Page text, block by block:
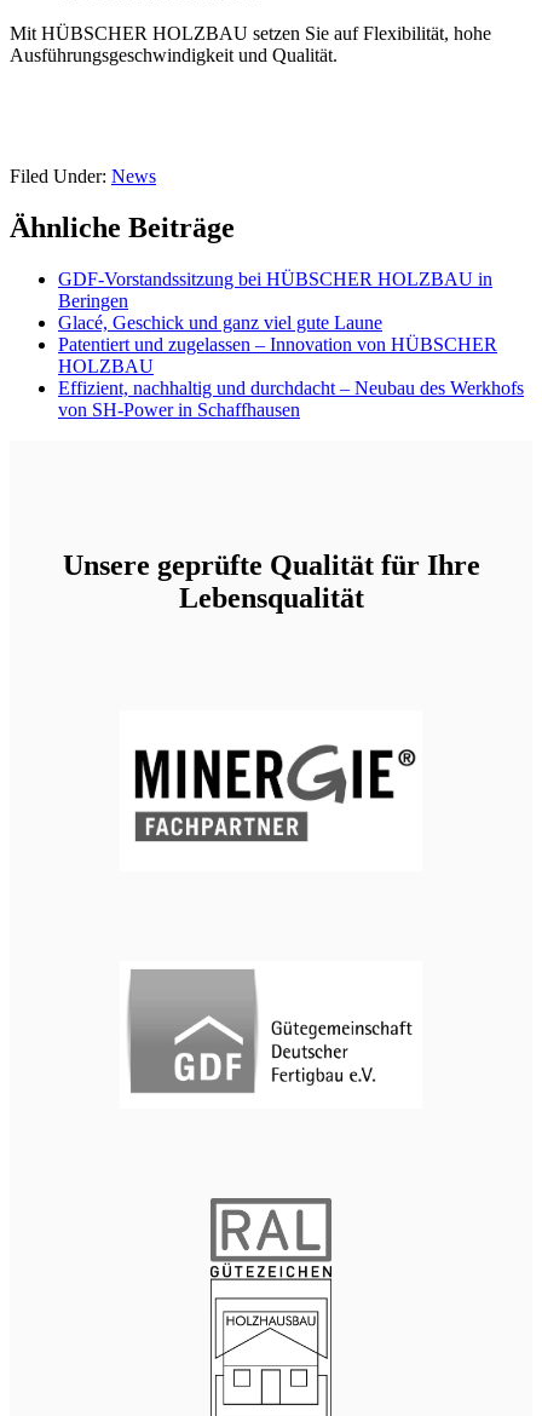
Mit HÜBSCHER HOLZBAU setzen Sie auf Flexibilität, hohe
Ausführungsgeschwindigkeit und Qualität.
Filed Under: News
Ähnliche Beiträge
GDF-Vorstandssitzung bei HÜBSCHER HOLZBAU in
Beringen
Glacé, Geschick und ganz viel gute Laune
Patentiert und zugelassen – Innovation von HÜBSCHER
HOLZBAU
Effizient, nachhaltig und durchdacht – Neubau des Werkhofs
von SH-Power in Schaffhausen
Unsere geprüfte Qualität für Ihre
Lebensqualität